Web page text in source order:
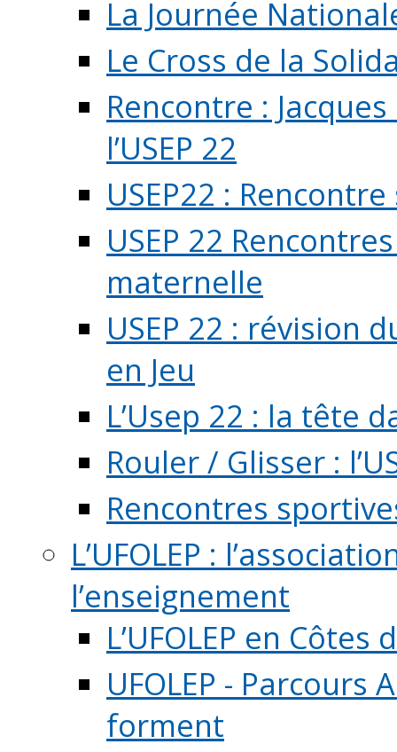
La Journée
Le Cross de la
Rencontre :
l’USEP 22
USEP22 :
USEP 22
maternelle
USEP 22 : révision
en Jeu
L’Usep 22 : la tête
Rouler / Glisser :
Rencontres
L’UFOLEP :
l’enseignement
L’UFOLEP en Côtes
UFOLEP -
forment